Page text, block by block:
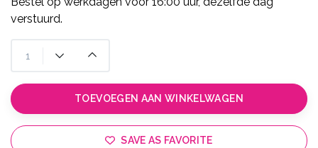
verstuurd.
TOEVOEGEN AAN WINKELWAGEN
SAVE AS FAVORITE